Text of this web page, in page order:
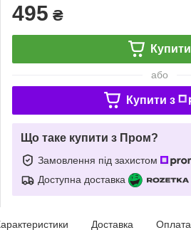
495 ₴
Купити
або
Купити з
Що таке купити з Пром?
Замовлення під захистом
Доступна доставка
Доставка Оплата